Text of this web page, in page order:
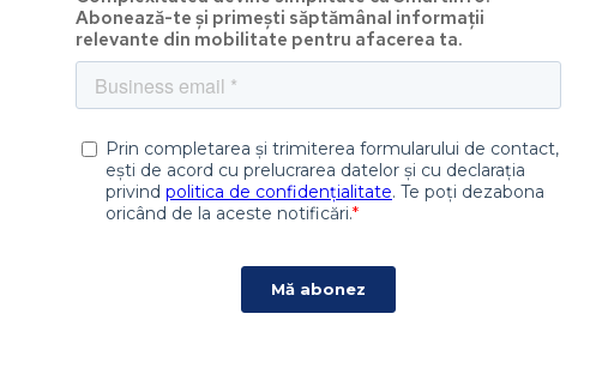
Abonează-te și primești săptămânal informații
relevante din mobilitate pentru afacerea ta.